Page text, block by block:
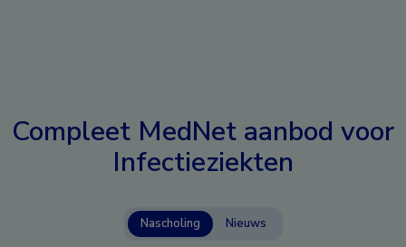
Compleet MedNet aanbod voor
Infectieziekten
Nascholing Nieuws